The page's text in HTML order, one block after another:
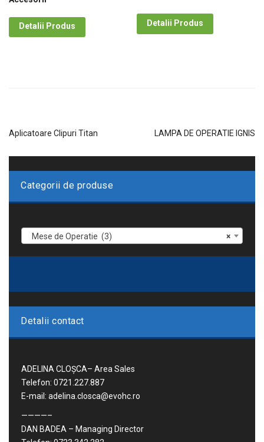
Detalii Produs Detalii Produs
Aplicatoare Clipuri Titan LAMPA DE OPERATIE IGNIS
Categorii de produse
×
Mese de Operatie (3)
Detalii contact
ADELINA CLOȘCA– Area Sales
Telefon: 0721.227.887
E-mail: adelina.closca@evohc.ro
————–
DAN BADEA – Managing Director